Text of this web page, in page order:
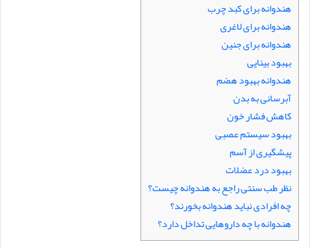
هندوانه برای کبد چرب
هندوانه برای لاغری
هندوانه برای جنین
بهبود بینایی
هندوانه بهبود هضم
آبرسانی به بدن
کاهش فشار خون
بهبود سیستم عصبی
پیشگیری از آسم
بهبود درد عضلات
نظر طب سنتی راجع به هندوانه چیست؟
چه افرادی نباید هندوانه بخورند؟
هندوانه با چه داروهایی تداخل دارد؟